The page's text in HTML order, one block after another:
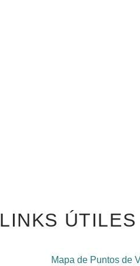
LINKS ÚTILES
Mapa de Puntos de